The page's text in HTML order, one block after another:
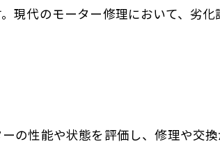
現代のモーター修理において、劣
の性能や状態を評価し、修理や交